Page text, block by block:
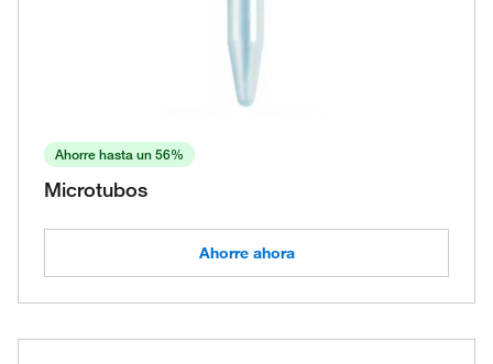
Ahorre hasta un 56%
Microtubos
Ahorre ahora